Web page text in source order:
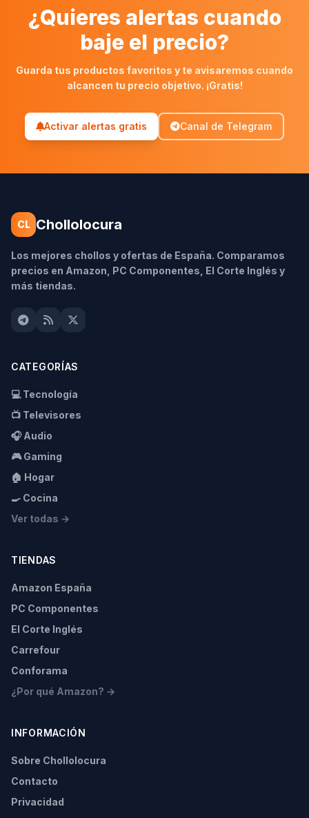
¿Quieres alertas cuando
baje el precio?
Guarda tus productos favoritos y te avisaremos cuando
alcancen tu precio objetivo. ¡Gratis!
Activar alertas gratis Canal de Telegram
CL Chollolocura
Los mejores chollos y ofertas de España. Comparamos
precios en Amazon, PC Componentes, El Corte Inglés y
más tiendas.
CATEGORÍAS
💻 Tecnología
📺 Televisores
🎧 Audio
🎮 Gaming
🏠 Hogar
🍳 Cocina
Ver todas →
TIENDAS
Amazon España
PC Componentes
El Corte Inglés
Carrefour
Conforama
¿Por qué Amazon? →
INFORMACIÓN
Sobre Chollolocura
Contacto
Privacidad